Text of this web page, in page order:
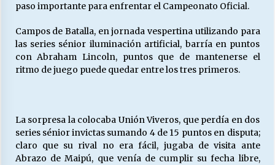
06/04/2026
paso importante para enfrentar el Campeonato Oficial.
Campos de Batalla, en jornada vespertina utilizando para
las series sénior iluminación artificial, barría en puntos
con Abraham Lincoln, puntos que de mantenerse el
ritmo de juego puede quedar entre los tres primeros.
La sorpresa la colocaba Unión Viveros, que perdía en dos
series sénior invictas sumando 4 de 15 puntos en disputa;
claro que su rival no era fácil, jugaba de visita ante
Abrazo de Maipú, que venía de cumplir su fecha libre,